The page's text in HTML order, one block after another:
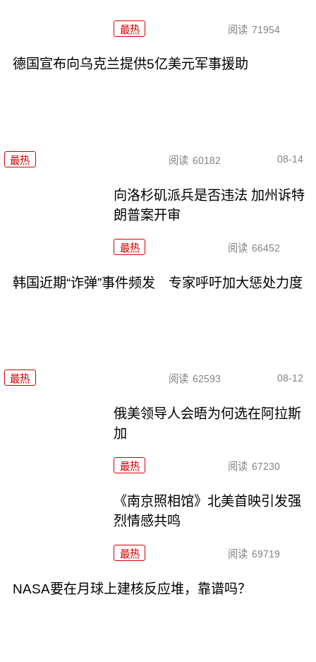
最热 阅读 71954
德国宣布向乌克兰提供5亿美元军事援助
最热 阅读 60182 08-14
向洛杉矶派兵是否违法 加州诉特
朗普案开审
最热 阅读 66452
韩国近期“诈弹”事件频发 专家呼吁加大惩处力度
最热 阅读 62593 08-12
俄美领导人会晤为何选在阿拉斯
加
最热 阅读 67230
《南京照相馆》北美首映引发强
烈情感共鸣
最热 阅读 69719
NASA要在月球上建核反应堆，靠谱吗？